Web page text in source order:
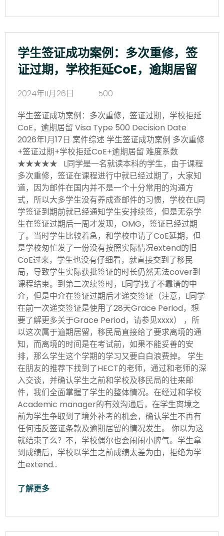
学生签证成功案例：多次重修，签
证过期，学校拒延CoE，逾期居留
2024年11月26日
500
学生签证成功案例：多次重修，签证过期，学校拒延
CoE，逾期居留 Visa Type 500 Decision Date
2026年1月17日 案件综述 学生签证成功案例 多次重修
+签证过期+学校拒延CoE+逾期居留 难度系数
★★★★★ L同学是一名就读本科的学生，由于课程
多次重修，签证在课程进行中就已经过期了，大家知
道，因为邮件在国内并不是一个十分常用的沟通方
式，所以大多学生没有养成查邮件的习惯，学校在L同
学签证到期前就已经通知学生安排续签，但是无奈学
生在签证过期后一周才发现，OMG，签证已经过期
了。当时学生比较着急，和学校申请了CoE延期，但
是学校匆忙发了一份没有按照实际情况extend的旧
CoE过来，学生也没有仔细看，就直接交到了移民
局，导致学生实际获批签证的时长仍然无法cover到
课程结束。到第二次续签时，L同学找了不靠谱的中
介，但是中介在签证过期后才递交签证（注意，L同学
在前一次递交签证是使用了28天Grace Period，想
要了解更多关于Grace Period，请参见xxxx） ，所
以这次属于逾期居留，移民局直接给了要求离境的通
知，而离境的时间是在考试前，如果不能妥善的安
排，那么学生这个学期的学习又要白白浪费掉。 学生
在朋友的推荐下找到了HECT的老师，通过和老师的深
入交谈，并确认学生之前和学校及移民局的往来邮
件，我们全面掌握了学生的整体情况。在经过和学校
Academic manager的有效沟通后，在学生离境之
前为学生争取到了境外补考的机会，确认学生不再有
任何违反签证条款及逾期居留的情况发生。 你以为这
就结束了么？不，学校偶尔也会闹闹小脾气。学生拿
到成绩后，学校以学生之前成绩太差为由，拒绝为学
生extend…
了解更多